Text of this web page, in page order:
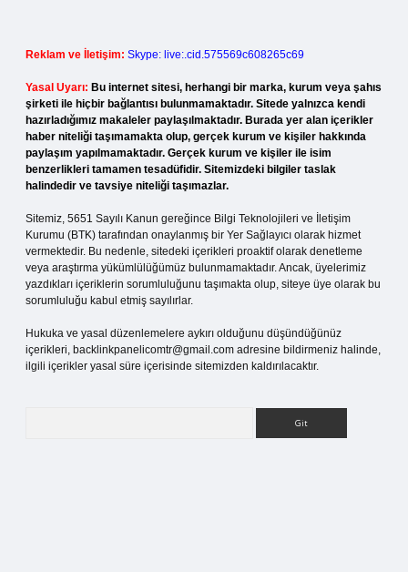
Reklam ve İletişim: Skype: live:.cid.575569c608265c69
Yasal Uyarı: Bu internet sitesi, herhangi bir marka, kurum veya şahıs
şirketi ile hiçbir bağlantısı bulunmamaktadır. Sitede yalnızca kendi
hazırladığımız makaleler paylaşılmaktadır. Burada yer alan içerikler
haber niteliği taşımamakta olup, gerçek kurum ve kişiler hakkında
paylaşım yapılmamaktadır. Gerçek kurum ve kişiler ile isim
benzerlikleri tamamen tesadüfidir. Sitemizdeki bilgiler taslak
halindedir ve tavsiye niteliği taşımazlar.
Sitemiz, 5651 Sayılı Kanun gereğince Bilgi Teknolojileri ve İletişim
Kurumu (BTK) tarafından onaylanmış bir Yer Sağlayıcı olarak hizmet
vermektedir. Bu nedenle, sitedeki içerikleri proaktif olarak denetleme
veya araştırma yükümlülüğümüz bulunmamaktadır. Ancak, üyelerimiz
yazdıkları içeriklerin sorumluluğunu taşımakta olup, siteye üye olarak bu
sorumluluğu kabul etmiş sayılırlar.
Hukuka ve yasal düzenlemelere aykırı olduğunu düşündüğünüz
içerikleri, backlinkpanelicomtr@gmail.com adresine bildirmeniz halinde,
ilgili içerikler yasal süre içerisinde sitemizden kaldırılacaktır.